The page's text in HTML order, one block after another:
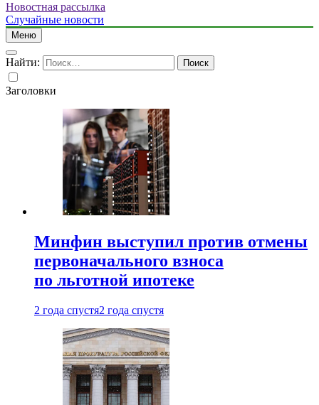
Новостная рассылка
Случайные новости
Меню
Найти:
Заголовки
Минфин выступил против отмены
первоначального взноса
по льготной ипотеке
2 года спустя2 года спустя